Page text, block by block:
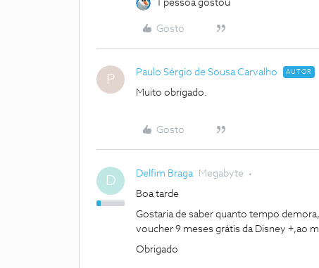
1 pessoa gostou
Gosto
P Paulo Sérgio de Sousa Carvalho AUTOR
Muito obrigado.
Gosto
D Delfim Braga Megabyte
Boa tarde
Gostaria de saber quanto tempo
voucher 9 meses grátis da Disney +,ao
Obrigado